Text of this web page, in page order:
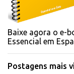
Baixe agora o e-
Essencial em
Postagens mais